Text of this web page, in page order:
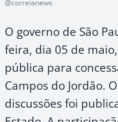
@correianews
O governo de São
feira, dia 05 de
pública para
Campos do Jordão.
discussões foi